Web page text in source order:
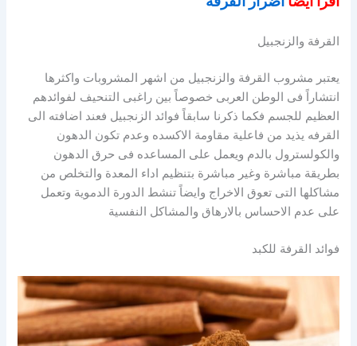
القرفة والزنجبيل
يعتبر مشروب القرفة والزنجبيل من اشهر المشروبات واكثرها
انتشاراً فى الوطن العربى خصوصاً بين راغبى التنحيف لفوائدهم
العظيم للجسم فكما ذكرنا سابقاً فوائد الزنجبيل فعند اضافته الى
القرفه يذيد من فاعلية مقاومة الاكسده وعدم تكون الدهون
والكولسترول بالدم ويعمل على المساعده فى حرق الدهون
بطريقة مباشرة وغير مباشرة بتنظيم اداء المعدة والتخلص من
مشاكلها التى تعوق الاخراج وايضاً تنشط الدورة الدموية وتعمل
على عدم الاحساس بالارهاق والمشاكل النفسية
فوائد القرفة للكبد